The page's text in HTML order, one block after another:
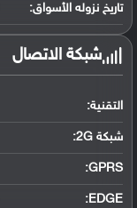
تاريخ نزوله الأسواق:
شبكة الاتصال
التقنية:
شبكة 2G:
GPRS:
EDGE: